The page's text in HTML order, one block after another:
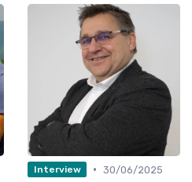
Interview • 30/06/2025